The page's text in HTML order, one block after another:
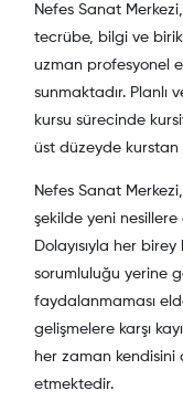
Nefes Sanat
tecrübe, bilgi ve
uzman profesyonel
sunmaktadır. Planlı
kursu sürecinde
üst düzeyde kurstan
Nefes Sanat
şekilde yeni nesillere
Dolayısıyla her
sorumluluğu yerine
faydalanmaması
gelişmelere karşı
her zaman kendisini
etmektedir.